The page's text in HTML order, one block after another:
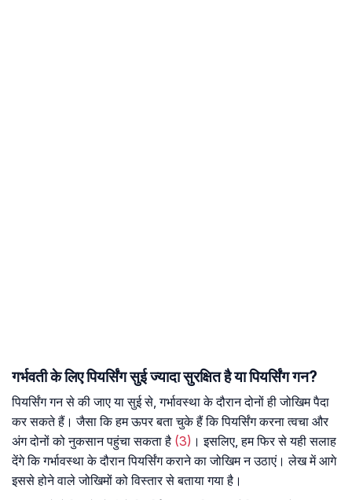
गर्भवती के लिए पियर्सिंग सुई ज्यादा सुरक्षित है या पियर्सिंग गन?
पियर्सिंग गन से की जाए या सुई से, गर्भावस्था के दौरान दोनों ही जोखिम पैदा
कर सकते हैं। जैसा कि हम ऊपर बता चुके हैं कि पियर्सिंग करना त्वचा और
अंग दोनों को नुकसान पहुंचा सकता है (3) । इसलिए, हम फिर से यही सलाह
देंगे कि गर्भावस्था के दौरान पियर्सिंग कराने का जोखिम न उठाएं। लेख में आगे
इससे होने वाले जोखिमों को विस्तार से बताया गया है।